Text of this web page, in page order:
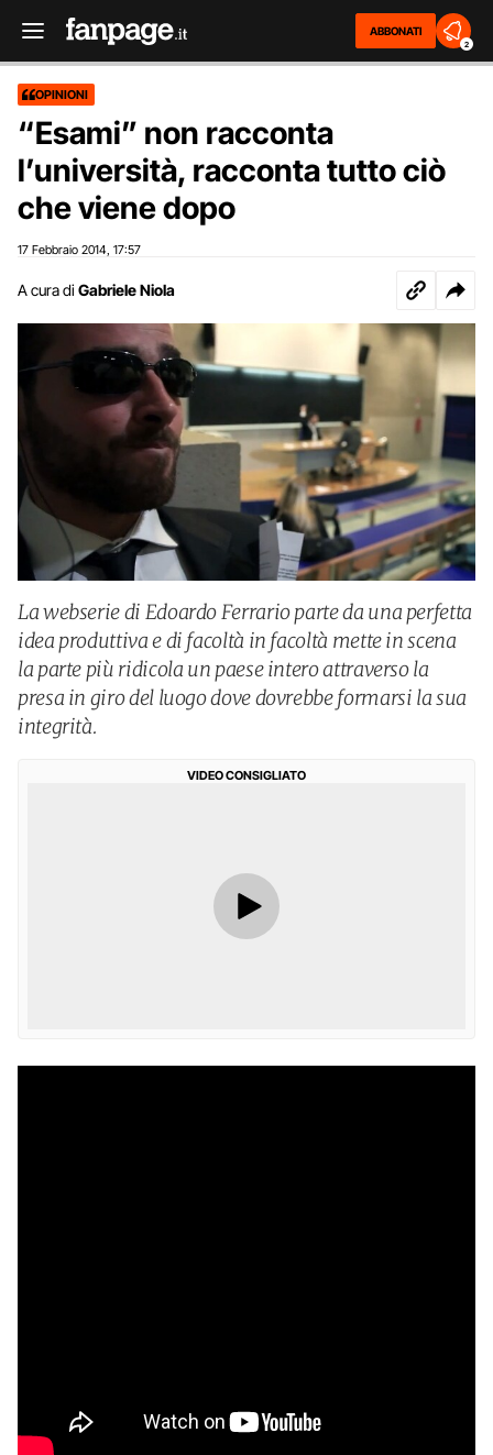
ABBONATI
2
OPINIONI
“Esami” non racconta
l’università, racconta tutto ciò
che viene dopo
17 Febbraio 2014 17:57
A cura di Gabriele Niola
La webserie di Edoardo Ferrario parte da una perfetta
idea produttiva e di facoltà in facoltà mette in scena
la parte più ridicola un paese intero attraverso la
presa in giro del luogo dove dovrebbe formarsi la sua
integrità.
VIDEO CONSIGLIATO